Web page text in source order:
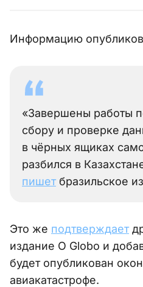
Информацию
«Завершены работы
сбору и проверке
в чёрных ящиках
разбился в
пишет бразильское
Это же подтверждает
издание O Globo и
будет опубликован
авиакатастрофе.